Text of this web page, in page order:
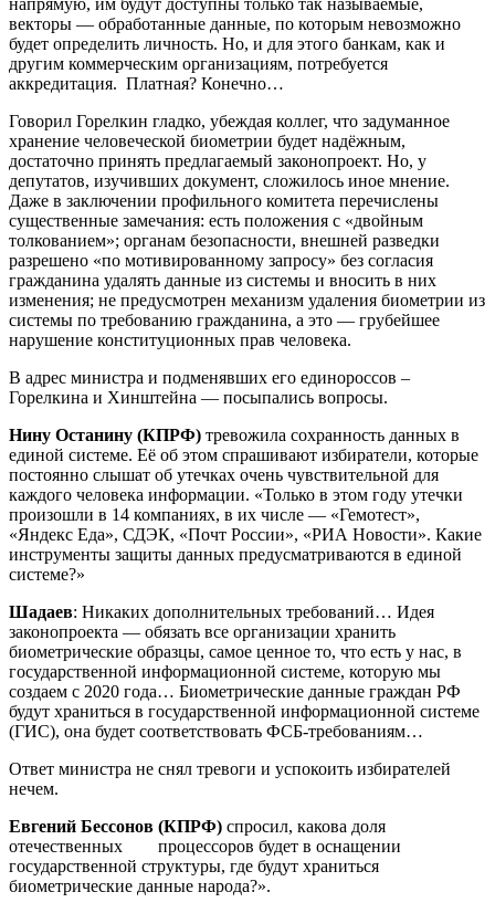
векторы — обработанные данные, по которым невозможно
будет определить личность. Но, и для этого банкам, как и
другим коммерческим организациям, потребуется
аккредитация. Платная? Конечно…
Говорил Горелкин гладко, убеждая коллег, что задуманное
хранение человеческой биометрии будет надёжным,
достаточно принять предлагаемый законопроект. Но, у
депутатов, изучивших документ, сложилось иное мнение.
Даже в заключении профильного комитета перечислены
существенные замечания: есть положения с «двойным
толкованием»; органам безопасности, внешней разведки
разрешено «по мотивированному запросу» без согласия
гражданина удалять данные из системы и вносить в них
изменения; не предусмотрен механизм удаления биометрии из
системы по требованию гражданина, а это — грубейшее
нарушение конституционных прав человека.
В адрес министра и подменявших его единороссов –
Горелкина и Хинштейна — посыпались вопросы.
Нину Останину (КПРФ) тревожила сохранность данных в
единой системе. Её об этом спрашивают избиратели, которые
постоянно слышат об утечках очень чувствительной для
каждого человека информации. «Только в этом году утечки
произошли в 14 компаниях, в их числе — «Гемотест»,
«Яндекс Еда», СДЭК, «Почт России», «РИА Новости». Какие
инструменты защиты данных предусматриваются в единой
системе?»
Шадаев: Никаких дополнительных требований… Идея
законопроекта — обязать все организации хранить
биометрические образцы, самое ценное то, что есть у нас, в
государственной информационной системе, которую мы
создаем с 2020 года… Биометрические данные граждан РФ
будут храниться в государственной информационной системе
(ГИС), она будет соответствовать ФСБ-требованиям…
Ответ министра не снял тревоги и успокоить избирателей
нечем.
Евгений Бессонов (КПРФ) спросил, какова доля
отечественных процессоров будет в оснащении
государственной структуры, где будут храниться
биометрические данные народа?».